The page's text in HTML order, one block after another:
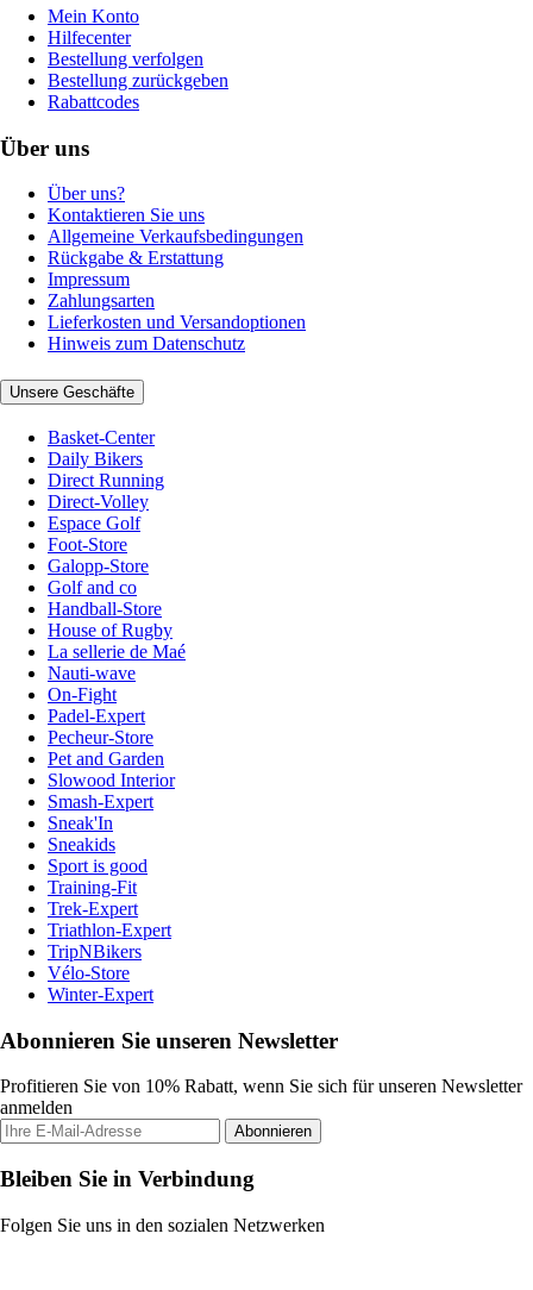
Mein Konto
Hilfecenter
Bestellung verfolgen
Bestellung zurückgeben
Rabattcodes
Über uns
Über uns?
Kontaktieren Sie uns
Allgemeine Verkaufsbedingungen
Rückgabe & Erstattung
Impressum
Zahlungsarten
Lieferkosten und Versandoptionen
Hinweis zum Datenschutz
Unsere Geschäfte
Basket-Center
Daily Bikers
Direct Running
Direct-Volley
Espace Golf
Foot-Store
Galopp-Store
Golf and co
Handball-Store
House of Rugby
La sellerie de Maé
Nauti-wave
On-Fight
Padel-Expert
Pecheur-Store
Pet and Garden
Slowood Interior
Smash-Expert
Sneak'In
Sneakids
Sport is good
Training-Fit
Trek-Expert
Triathlon-Expert
TripNBikers
Vélo-Store
Winter-Expert
Abonnieren Sie unseren Newsletter
Profitieren Sie von 10% Rabatt, wenn Sie sich für unseren Newsletter
anmelden
Abonnieren
Bleiben Sie in Verbindung
Folgen Sie uns in den sozialen Netzwerken